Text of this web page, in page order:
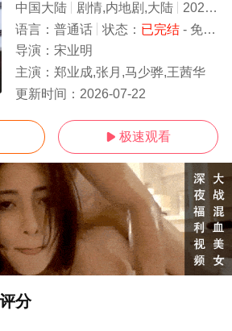
中国大陆 剧情,内地剧,大陆 2026
语言： 普通话 状态： 已完结- 免费在线观看
导演： 宋业明
主演： 郑业成,张月,马少骅,王茜华
更新时间： 2026-07-22
 极速观看
分